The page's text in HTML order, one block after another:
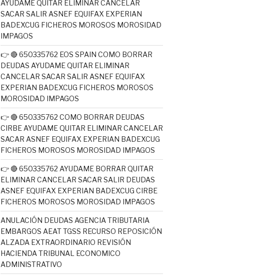
AYUDAME QUITAR ELIMINAR CANCELAR
SACAR SALIR ASNEF EQUIFAX EXPERIAN
BADEXCUG FICHEROS MOROSOS MOROSIDAD
IMPAGOS
👉 🔴 650335762 EOS SPAIN COMO BORRAR
DEUDAS AYUDAME QUITAR ELIMINAR
CANCELAR SACAR SALIR ASNEF EQUIFAX
EXPERIAN BADEXCUG FICHEROS MOROSOS
MOROSIDAD IMPAGOS
👉 🔴 650335762 COMO BORRAR DEUDAS
CIRBE AYUDAME QUITAR ELIMINAR CANCELAR
SACAR ASNEF EQUIFAX EXPERIAN BADEXCUG
FICHEROS MOROSOS MOROSIDAD IMPAGOS
👉 🔴 650335762 AYUDAME BORRAR QUITAR
ELIMINAR CANCELAR SACAR SALIR DEUDAS
ASNEF EQUIFAX EXPERIAN BADEXCUG CIRBE
FICHEROS MOROSOS MOROSIDAD IMPAGOS
ANULACIÓN DEUDAS AGENCIA TRIBUTARIA
EMBARGOS AEAT TGSS RECURSO REPOSICIÓN
ALZADA EXTRAORDINARIO REVISIÓN
HACIENDA TRIBUNAL ECONOMICO
ADMINISTRATIVO